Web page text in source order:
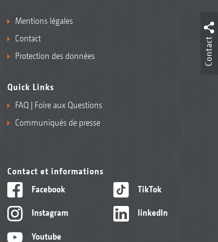
Mentions légales
Contact
Protection des données
Quick Links
FAQ | Foire aux Questions
Communiqués de presse
Contact et informations
Facebook
Instagram
Youtube
TikTok
linkedIn
Contact